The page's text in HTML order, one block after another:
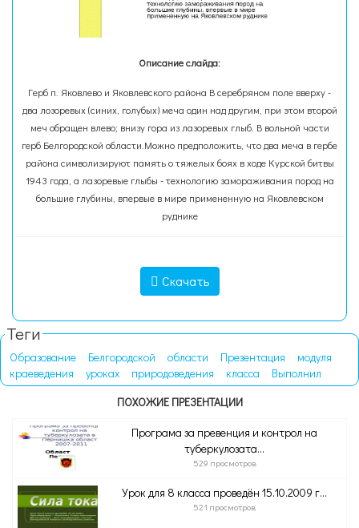
Описание слайда:
Герб п. Яковлево и Яковлевского района В серебряном поле вверху -
два лозоревых (синих, голубых) меча один над другим, при этом второй
меч обращен влево; внизу гора из лазоревых глыб. В вольной части
герб Белгородской области.Можно предположить, что два меча в гербе
района символизируют память о тяжелых боях в ходе Курской битвы
1943 года, а лазоревые глыбы - технологию замораживания пород на
большие глубины, впервые в мире примененную на Яковлевском
руднике
Скачать
Теги
Образование Белгородской области Презентация
модуля
краеведения
уроках природоведения класса
Выполнил
ПОХОЖИЕ ПРЕЗЕНТАЦИИ
Програма за превенция и контрол на
туберкулозата...
529 просмотров
Урок для 8 класса проведён 15.10.2009 г...
521 просмотров